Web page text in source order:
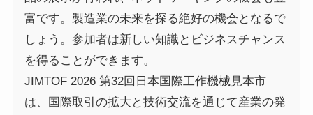
富です。製造業の未来を探る絶好の機会となるで
しょう。参加者は新しい知識とビジネスチャンス
を得ることができます。
JIMTOF 2026 第32回日本国際工作機械見本市
は、国際取引の拡大と技術交流を通じて産業の発